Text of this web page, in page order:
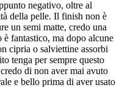
negativo, oltre al
della pelle. Il finish non è
un semi matte, credo una
fantastico, ma dopo alcune
cipria o salviettine assorbi
tenga per sempre questo
di non aver mai avuto
e bello prima di aver usato